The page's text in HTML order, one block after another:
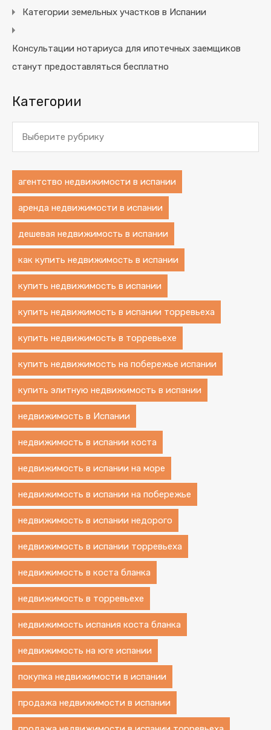
Категории земельных участков в Испании
Консультации нотариуса для ипотечных заемщиков
станут предоставляться бесплатно
Категории
агентство недвижимости в испании
аренда недвижимости в испании
дешевая недвижимость в испании
как купить недвижимость в испании
купить недвижимость в испании
купить недвижимость в испании торревьеха
купить недвижимость в торревьехе
купить недвижимость на побережье испании
купить элитную недвижимость в испании
недвижимость в Испании
недвижимость в испании коста
недвижимость в испании на море
недвижимость в испании на побережье
недвижимость в испании недорого
недвижимость в испании торревьеха
недвижимость в коста бланка
недвижимость в торревьехе
недвижимость испания коста бланка
недвижимость на юге испании
покупка недвижимости в испании
продажа недвижимости в испании